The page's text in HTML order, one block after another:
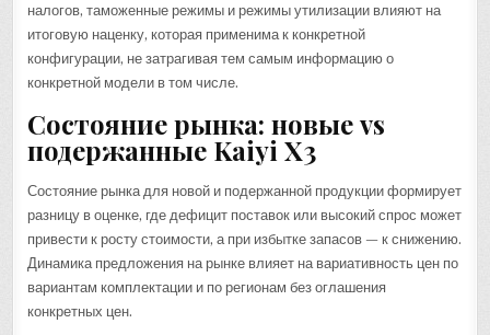
налогов, таможенные режимы и режимы утилизации влияют на
итоговую наценку, которая применима к конкретной
конфигурации, не затрагивая тем самым информацию о
конкретной модели в том числе.
Состояние рынка: новые vs
подержанные Kaiyi X3
Состояние рынка для новой и подержанной продукции формирует
разницу в оценке, где дефицит поставок или высокий спрос может
привести к росту стоимости, а при избытке запасов — к снижению.
Динамика предложения на рынке влияет на вариативность цен по
вариантам комплектации и по регионам без оглашения
конкретных цен.